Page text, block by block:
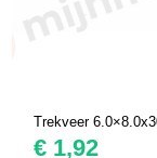
Trekveer
€ 1,92